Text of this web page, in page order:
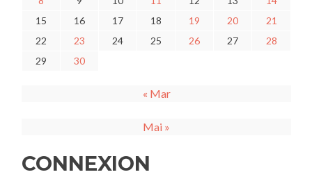
15
16 17 18 19 20
21
22
23 24 25 26 27
28
29
30
« Mar
Mai »
CONNEXION